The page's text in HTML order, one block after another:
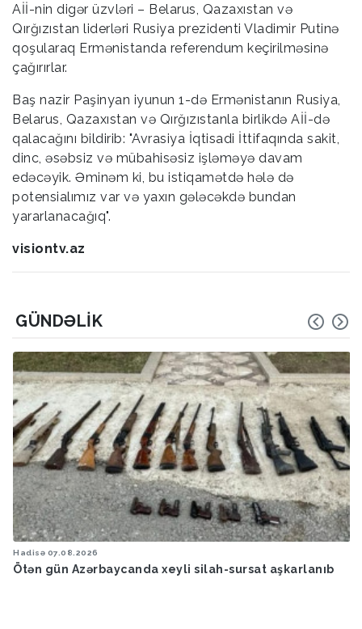
Aİİ-nin digər üzvləri – Belarus, Qazaxıstan və
Qırğızıstan liderləri Rusiya prezidenti Vladimir Putinə
qoşularaq Ermənistanda referendum keçirilməsinə
çağırırlar.
Baş nazir Paşinyan iyunun 1-də Ermənistanın Rusiya,
Belarus, Qazaxıstan və Qırğızıstanla birlikdə Aİİ-də
qalacağını bildirib: "Avrasiya İqtisadi İttifaqında sakit,
dinc, əsəbsiz və mübahisəsiz işləməyə davam
edəcəyik. Əminəm ki, bu istiqamətdə hələ də
potensialımız var və yaxın gələcəkdə bundan
yararlanacağıq".
visiontv.az
GÜNDƏLIK
Hadisə 07.08.2026
Ötən gün Azərbaycanda xeyli silah-sursat aşkarlanıb